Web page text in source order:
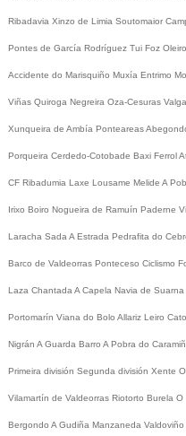
Ribadavia Xinzo de Limia Soutomaior
Pontes de García Rodríguez Tui Foz
Accidente do Marisquiño Muxía Entrimo
Viñas Quiroga Negreira Oza-Cesuras Valga
Xunqueira de Ambía Ponteareas
Porqueira Cerdedo-Cotobade Baxi Ferrol
CF Ribadumia Laxe Lousame Melide A
Irixo Boiro Nogueira de Ramuín Paderne
Laracha Sada A Estrada Pedrafita do
Barco de Valdeorras Ponteceso Ciclismo
Laza Chantada A Capela Navia de Suarna
Portomarín Viana do Bolo Allariz Leiro
Nigrán A Guarda Barro A Pobra do
Primeira división Segunda división Xente
Vilamartín de Valdeorras Riotorto Burela O
Bergondo A Gudiña Manzaneda Valdoviño